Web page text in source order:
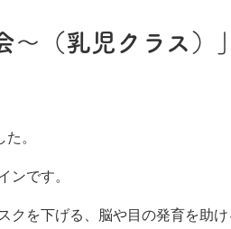
（乳児クラス）」
。
ンです。
を下げる、脳や目の発育を助